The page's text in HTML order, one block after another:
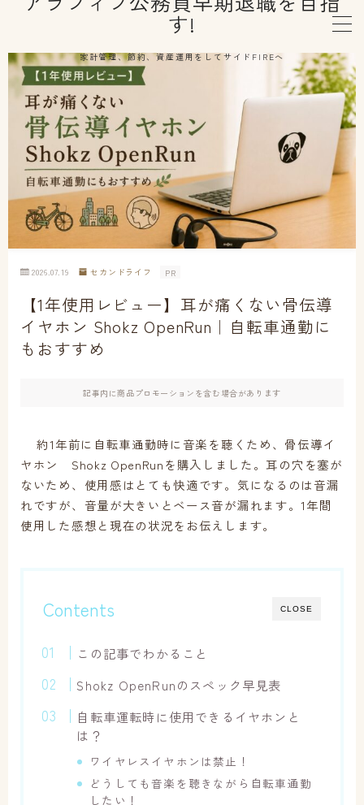
す!
家計管理、節約、資産運用をしてサイドFIREへ
MENU
はじめての方へ
プロフィール
早期退職制度利用
資産運用
健康維持
セカンドライフ
家計改善・FP
2026.07.19 セカンドライフ PR
【1年使用レビュー】耳が痛くない骨伝導
イヤホン Shokz OpenRun｜自転車通勤に
もおすすめ
記事内に商品プロモーションを含む場合があります
約1年前に自転車通勤時に音楽を聴くため、骨伝導イ
ヤホン Shokz OpenRunを購入しました。耳の穴を塞が
ないため、使用感はとても快適です。気になるのは音漏
れですが、音量が大きいとベース音が漏れます。1年間
使用した感想と現在の状況をお伝えします。
CLOSE
Contents
この記事でわかること
Shokz OpenRunのスペック早見表
自転車運転時に使用できるイヤホンと
は？
ワイヤレスイヤホンは禁止！
どうしても音楽を聴きながら自転車通勤
したい！